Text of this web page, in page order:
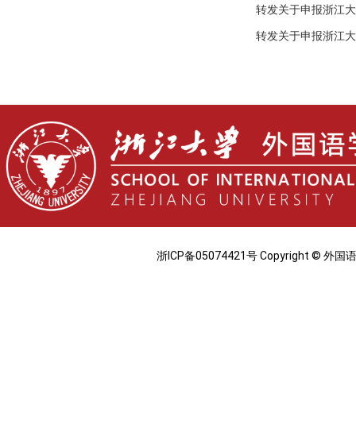
转发关于申报浙江
转发关于申报浙江
浙ICP备05074421号 Copyright © 外国